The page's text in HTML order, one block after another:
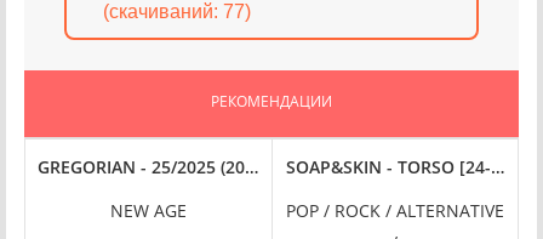
(cкачиваний: 77)
РЕКОМЕНДАЦИИ
[40TH ANNIVERSARY EDITION, 24-BIT HI-RES] (1984/2024) FLAC
OF GOLD (3 CD DELUXE EDITION) (1980/2024) FLAC
GREGORIAN - 25/2025 (2024) FLAC
NEW AGE
SOAP&SKIN - TORSO [24-BIT
POP / ROCK / ALTERNATIVE